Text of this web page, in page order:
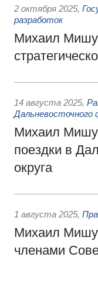
2 октября 2025,
разработок
Михаил
14 августа 2025,
Дальневосточного
Михаил
поездки в
округа
1 августа 2025,
Михаил
членами